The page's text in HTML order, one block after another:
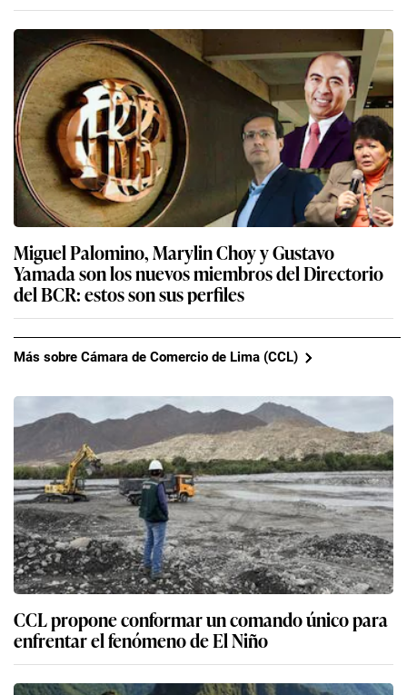
Miguel Palomino, Marylin Choy y Gustavo
Yamada son los nuevos miembros del Directorio
del BCR: estos son sus perfiles
Más sobre Cámara de Comercio de Lima (CCL)
CCL propone conformar un comando único para
enfrentar el fenómeno de El Niño